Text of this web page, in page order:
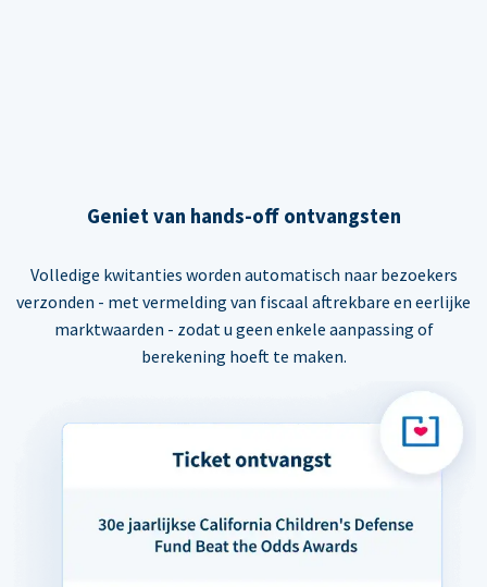
Geniet van hands-off ontvangsten
Volledige kwitanties worden automatisch naar bezoekers
verzonden - met vermelding van fiscaal aftrekbare en eerlijke
marktwaarden - zodat u geen enkele aanpassing of
berekening hoeft te maken.